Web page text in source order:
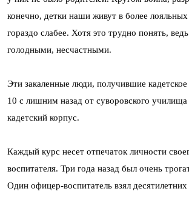
конечно, детки наши живут в более
гораздо слабее. Хотя это трудно понять,
голодными, несчастными.
Эти закаленные люди, получившие кадетское
10 с лишним назад от суворовского училища
кадетский корпус.
Каждый курс несет отпечаток личности
воспитателя. Три года назад был очень
Один офицер-воспитатель взял